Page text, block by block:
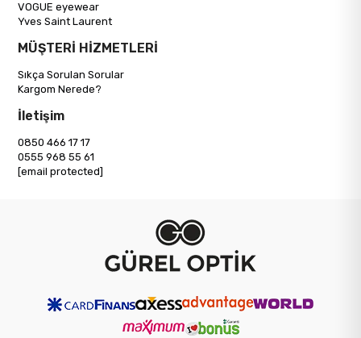
VOGUE eyewear
Yves Saint Laurent
MÜŞTERİ HİZMETLERİ
Sıkça Sorulan Sorular
Kargom Nerede?
İletişim
0850 466 17 17
0555 968 55 61
[email protected]